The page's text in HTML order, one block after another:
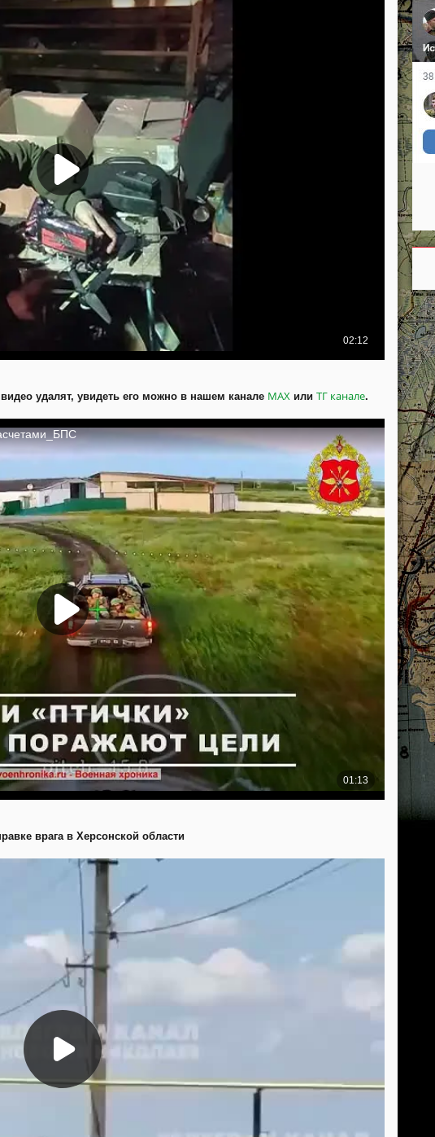
удалят, увидеть его можно в нашем канале MAXили ТГ канале.
врага в Херсонской области